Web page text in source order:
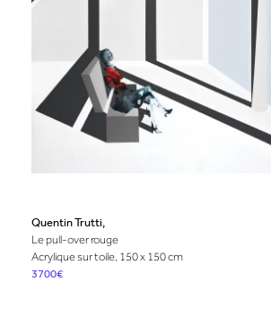
Quentin Trutti,
Le pull-over rouge
Acrylique sur toile, 150 x 150 cm
3700€